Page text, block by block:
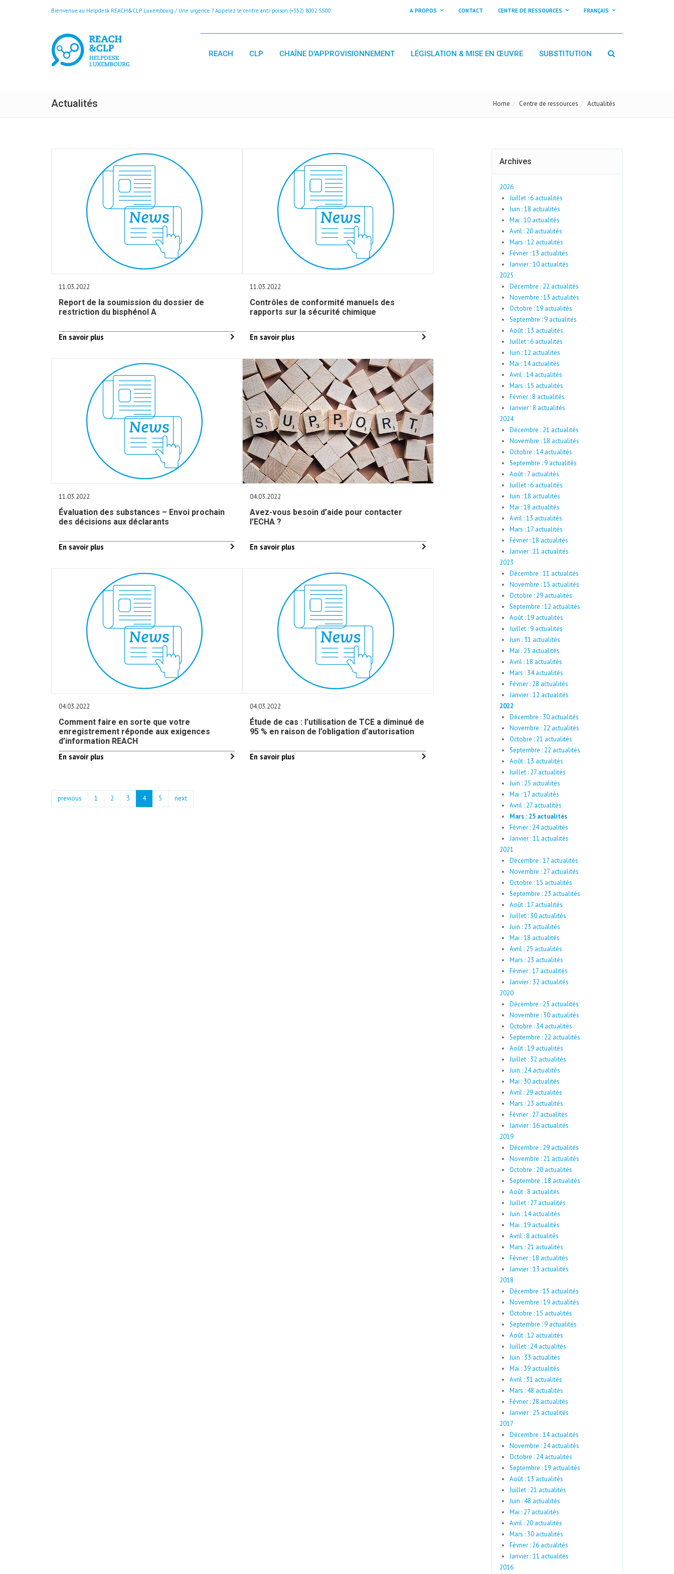
Bienvenue au Helpdesk REACH&CLP Luxembourg / Une urgence ? Appelez le centre anti-poison (+352) 8002 5500 A PROPOS CONTACT CENTRE DE RESSOURCES FRANÇAIS
REACH CLP CHAÎNE D'APPROVISIONNEMENT LÉGISLATION & MISE EN ŒUVRE SUBSTITUTION
Actualités Home Centre de ressources Actualités
11.03.2022
Report de la soumission du dossier de
restriction du bisphénol A
En savoir plus
11.03.2022
Contrôles de conformité manuels des
rapports sur la sécurité chimique
En savoir plus
11.03.2022
Évaluation des substances – Envoi prochain
des décisions aux déclarants
En savoir plus
04.03.2022
Avez-vous besoin d’aide pour contacter
l’ECHA ?
En savoir plus
04.03.2022
Comment faire en sorte que votre
enregistrement réponde aux exigences
d’information REACH
En savoir plus
04.03.2022
Étude de cas : l’utilisation de TCE a diminué de
95 % en raison de l’obligation d’autorisation
En savoir plus
previous 1 2 3 4 5 next
Archives
2026
Juillet : 6 actualités
Juin : 18 actualités
Mai : 10 actualités
Avril : 20 actualités
Mars : 12 actualités
Février : 13 actualités
Janvier : 10 actualités
2025
Décembre : 22 actualités
Novembre : 13 actualités
Octobre : 19 actualités
Septembre : 9 actualités
Août : 13 actualités
Juillet : 6 actualités
Juin : 12 actualités
Mai : 14 actualités
Avril : 14 actualités
Mars : 15 actualités
Février : 8 actualités
Janvier : 8 actualités
2024
Décembre : 21 actualités
Novembre : 18 actualités
Octobre : 14 actualités
Septembre : 9 actualités
Août : 7 actualités
Juillet : 6 actualités
Juin : 18 actualités
Mai : 18 actualités
Avril : 13 actualités
Mars : 17 actualités
Février : 18 actualités
Janvier : 11 actualités
2023
Décembre : 11 actualités
Novembre : 15 actualités
Octobre : 29 actualités
Septembre : 12 actualités
Août : 19 actualités
Juillet : 9 actualités
Juin : 31 actualités
Mai : 25 actualités
Avril : 18 actualités
Mars : 34 actualités
Février : 28 actualités
Janvier : 12 actualités
2022
Décembre : 30 actualités
Novembre : 22 actualités
Octobre : 21 actualités
Septembre : 22 actualités
Août : 13 actualités
Juillet : 27 actualités
Juin : 25 actualités
Mai : 17 actualités
Avril : 27 actualités
Mars : 25 actualités
Février : 24 actualités
Janvier : 11 actualités
2021
Décembre : 17 actualités
Novembre : 27 actualités
Octobre : 15 actualités
Septembre : 23 actualités
Août : 17 actualités
Juillet : 30 actualités
Juin : 23 actualités
Mai : 18 actualités
Avril : 25 actualités
Mars : 23 actualités
Février : 17 actualités
Janvier : 32 actualités
2020
Décembre : 25 actualités
Novembre : 30 actualités
Octobre : 34 actualités
Septembre : 22 actualités
Août : 19 actualités
Juillet : 32 actualités
Juin : 24 actualités
Mai : 30 actualités
Avril : 29 actualités
Mars : 23 actualités
Février : 27 actualités
Janvier : 16 actualités
2019
Décembre : 29 actualités
Novembre : 21 actualités
Octobre : 20 actualités
Septembre : 18 actualités
Août : 8 actualités
Juillet : 27 actualités
Juin : 14 actualités
Mai : 19 actualités
Avril : 8 actualités
Mars : 21 actualités
Février : 18 actualités
Janvier : 13 actualités
2018
Décembre : 15 actualités
Novembre : 19 actualités
Octobre : 15 actualités
Septembre : 9 actualités
Août : 12 actualités
Juillet : 24 actualités
Juin : 33 actualités
Mai : 39 actualités
Avril : 31 actualités
Mars : 48 actualités
Février : 28 actualités
Janvier : 25 actualités
2017
Décembre : 14 actualités
Novembre : 24 actualités
Octobre : 24 actualités
Septembre : 19 actualités
Août : 13 actualités
Juillet : 21 actualités
Juin : 48 actualités
Mai : 27 actualités
Avril : 20 actualités
Mars : 30 actualités
Février : 26 actualités
Janvier : 11 actualités
2016